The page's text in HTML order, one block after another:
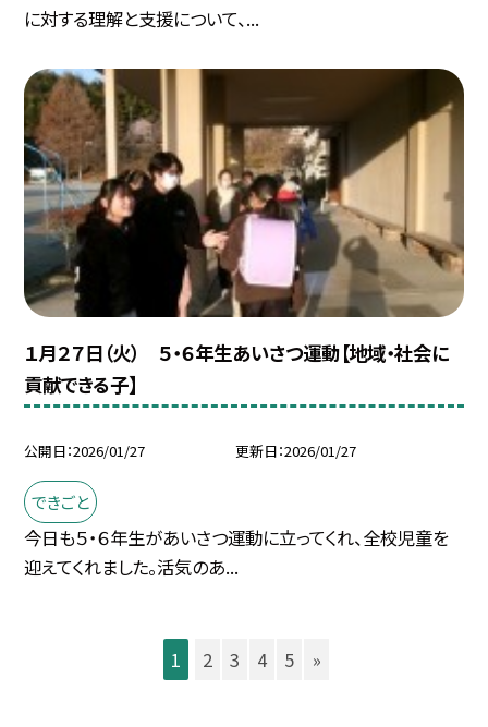
に対する理解と支援について、...
１月２７日（火） ５・６年生あいさつ運動【地域・社会に
貢献できる子】
公開日 2026/01/27 更新日 2026/01/27
できごと
今日も５・６年生があいさつ運動に立ってくれ、全校児童を
迎えてくれました。活気のあ...
1 2 3 4 5 »